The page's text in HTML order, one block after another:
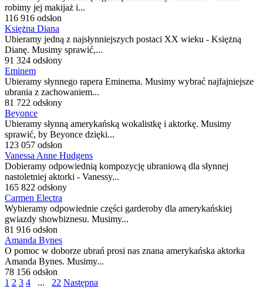
robimy jej makijaż i...
116 916 odsłon
Księżna Diana
Ubieramy jedną z najsłynniejszych postaci XX wieku - Księżną
Dianę. Musimy sprawić,...
91 324 odsłony
Eminem
Ubieramy słynnego rapera Eminema. Musimy wybrać najfajniejsze
ubrania z zachowaniem...
81 722 odsłony
Beyonce
Ubieramy słynną amerykańską wokalistkę i aktorkę. Musimy
sprawić, by Beyonce dzięki...
123 057 odsłon
Vanessa Anne Hudgens
Dobieramy odpowiednią kompozycję ubraniową dla słynnej
nastoletniej aktorki - Vanessy...
165 822 odsłony
Carmen Electra
Wybieramy odpowiednie części garderoby dla amerykańskiej
gwiazdy showbiznesu. Musimy...
81 916 odsłon
Amanda Bynes
O pomoc w doborze ubrań prosi nas znana amerykańska aktorka
Amanda Bynes. Musimy...
78 156 odsłon
1 2 3 4 ... 22 Następna